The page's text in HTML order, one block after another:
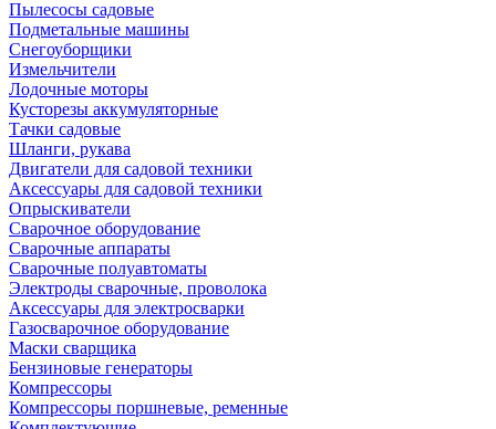
Пылесосы садовые
Подметальные машины
Снегоуборщики
Измельчители
Лодочные моторы
Кусторезы аккумуляторные
Тачки садовые
Шланги, рукава
Двигатели для садовой техники
Аксессуары для садовой техники
Опрыскиватели
Сварочное оборудование
Сварочные аппараты
Сварочные полуавтоматы
Электроды сварочные, проволока
Аксессуары для электросварки
Газосварочное оборудование
Маски сварщика
Бензиновые генераторы
Компрессоры
Компрессоры поршневые, ременные